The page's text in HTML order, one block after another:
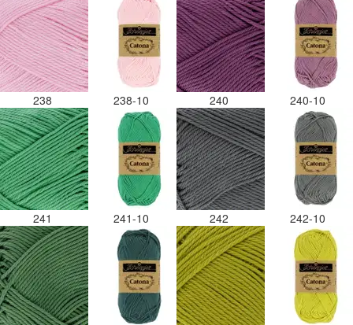
238 238-10 240 240-10
241 241-10 242 242-10